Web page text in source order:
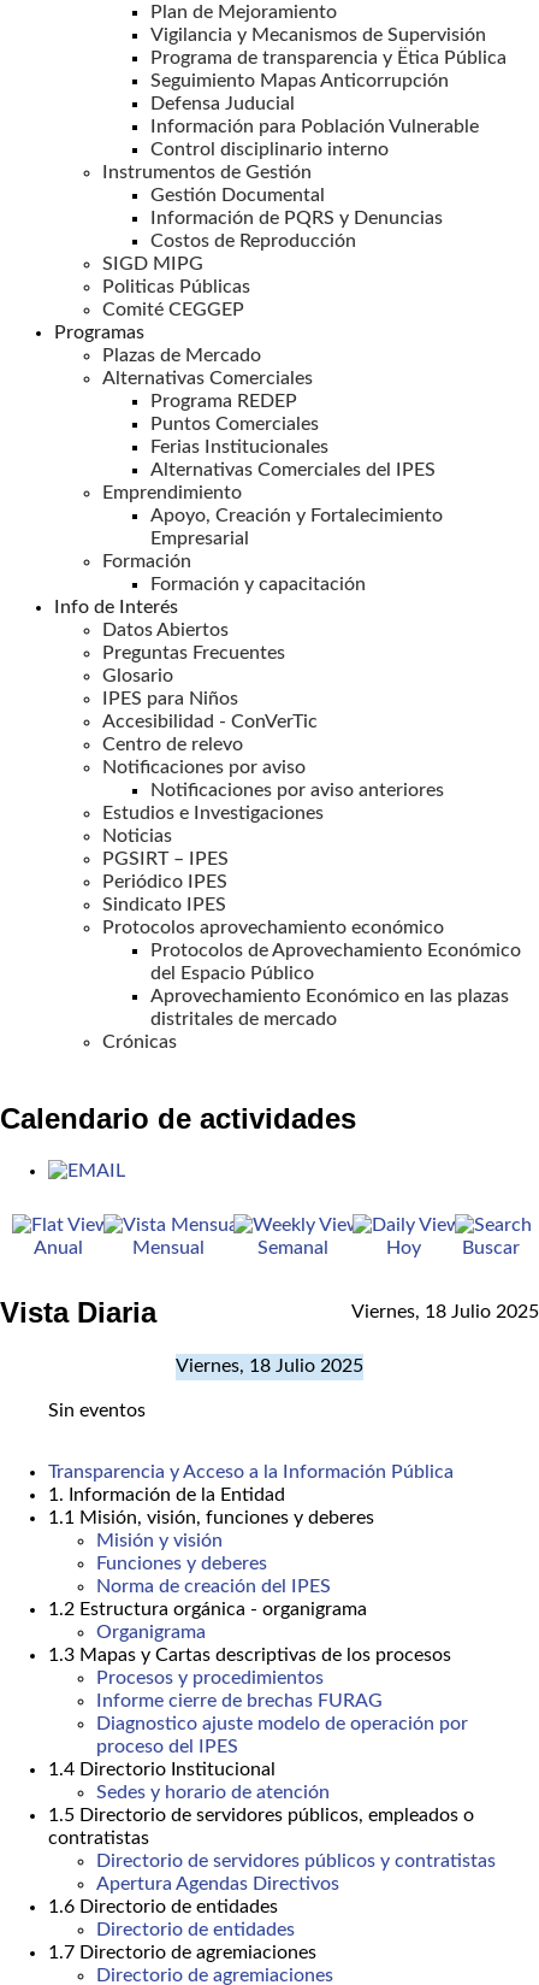
Plan de Mejoramiento
Vigilancia y Mecanismos de Supervisión
Programa de transparencia y Ëtica Pública
Seguimiento Mapas Anticorrupción
Defensa Juducial
Información para Población Vulnerable
Control disciplinario interno
Instrumentos de Gestión
Gestión Documental
Información de PQRS y Denuncias
Costos de Reproducción
SIGD MIPG
Politicas Públicas
Comité CEGGEP
Programas
Plazas de Mercado
Alternativas Comerciales
Programa REDEP
Puntos Comerciales
Ferias Institucionales
Alternativas Comerciales del IPES
Emprendimiento
Apoyo, Creación y Fortalecimiento
Empresarial
Formación
Formación y capacitación
Info de Interés
Datos Abiertos
Preguntas Frecuentes
Glosario
IPES para Niños
Accesibilidad - ConVerTic
Centro de relevo
Notificaciones por aviso
Notificaciones por aviso anteriores
Estudios e Investigaciones
Noticias
PGSIRT – IPES
Periódico IPES
Sindicato IPES
Protocolos aprovechamiento económico
Protocolos de Aprovechamiento Económico
del Espacio Público
Aprovechamiento Económico en las plazas
distritales de mercado
Crónicas
Calendario de actividades
Anual Mensual Semanal Hoy Buscar
Vista Diaria Viernes, 18 Julio 2025
Viernes, 18 Julio 2025
Sin eventos
Transparencia y Acceso a la Información Pública
1. Información de la Entidad
1.1 Misión, visión, funciones y deberes
Misión y visión
Funciones y deberes
Norma de creación del IPES
1.2 Estructura orgánica - organigrama
Organigrama
1.3 Mapas y Cartas descriptivas de los procesos
Procesos y procedimientos
Informe cierre de brechas FURAG
Diagnostico ajuste modelo de operación por
proceso del IPES
1.4 Directorio Institucional
Sedes y horario de atención
1.5 Directorio de servidores públicos, empleados o
contratistas
Directorio de servidores públicos y contratistas
Apertura Agendas Directivos
1.6 Directorio de entidades
Directorio de entidades
1.7 Directorio de agremiaciones
Directorio de agremiaciones